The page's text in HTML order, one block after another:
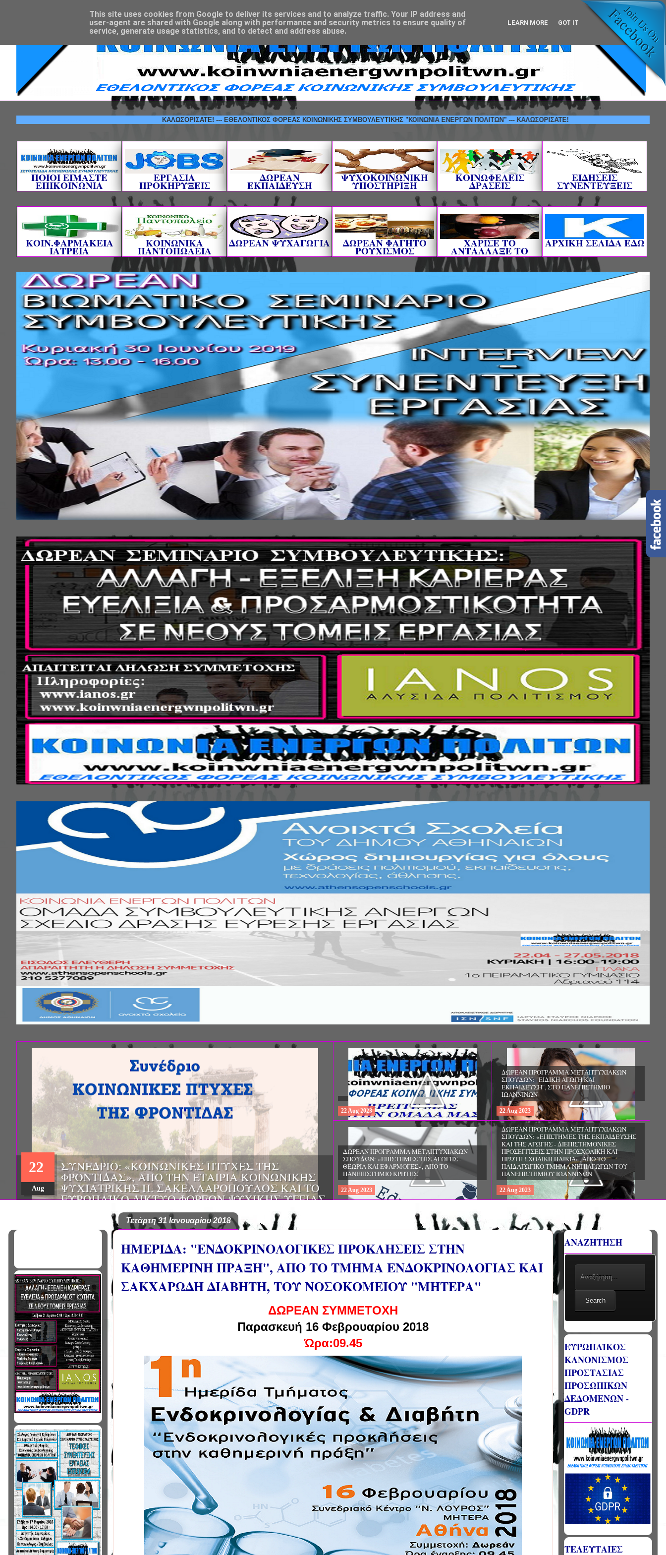
ΚΑΛΩΣΟΡΙΣΑΤΕ! --- ΕΘΕΛΟΝΤΙΚΟΣ ΦΟΡΕΑΣ ΚΟΙΝΩΝΙΚΗΣ ΣΥΜΒΟΥΛΕΥΤΙΚΗΣ "ΚΟΙΝΩΝΙΑ ΕΝΕΡΓΩΝ ΠΟΛΙΤΩΝ" --- ΚΑΛΩΣΟΡΙΣΑΤΕ!
ΠΟΙΟΙ ΕΙΜΑΣΤΕ
ΕΠΙΚΟΙΝΩΝΙΑ
ΕΡΓΑΣΙΑ
ΠΡΟΚΗΡΥΞΕΙΣ
ΔΩΡΕΑΝ
ΕΚΠΑΙΔΕΥΣΗ
ΨΥΧΟΚΟΙΝΩΝΙΚΗ
ΥΠΟΣΤΗΡΙΞΗ
ΚΟΙΝΩΦΕΛΕΙΣ
ΔΡΑΣΕΙΣ
ΕΙΔΗΣΕΙΣ
ΣΥΝΕΝΤΕΥΞΕΙΣ
ΚΟΙΝ.ΦΑΡΜΑΚΕΙΑ
ΙΑΤΡΕΙΑ
ΚΟΙΝΩΝΙΚΑ
ΠΑΝΤΟΠΩΛΕΙΑ
ΔΩΡΕΑΝ ΨΥΧΑΓΩΓΙΑ ΔΩΡΕΑΝ ΦΑΓΗΤΟ
ΡΟΥΧΙΣΜΟΣ
ΧΑΡΙΣΕ ΤΟ
ΑΝΤΑΛΛΑΞΕ ΤΟ
AΡΧΙΚΗ ΣΕΛΙΔΑ ΕΔΩ
ΗΜΕΡΙΔΑ: "ΠΡΟΒΛΗΜΑΤΙΣΜΟΙ & ΔΙΛΗΜΜΑΤΑ
ΠΟΥ ΑΝΤΙΜΕΤΩΠΙΖΕΙ ΚΑΘΗΜΕΡΙΝΑ O
ΠΑΘΟΛΟΓΟΣ", ΑΠΟ ΤΗΝ ΕΤΑΙΡΕΙΑ
ΠΑΘΟΛΟΓΙΑΣ ΒΟΡΕΙΟΔΥΤΙΚΗΣ ΕΛΛΑΔΟΣ ΚΑΙ
ΤΙΣ Α' & Β' ΠΑΝΕΠΙΣΤΗΜΙΑΚΕΣ ΠΑΘΟΛΟΓΙΚΕΣ
ΚΛΙΝΙΚΕΣ ΠΓΝΙ
01
Mar
ΣΥΝΕΔΡΙΟ: «ΚΟΙΝΩΝΙΚΕΣ ΠΤΥΧΕΣ ΤΗΣ
ΦΡΟΝΤΙΔΑΣ», ΑΠΟ ΤΗΝ ΕΤΑΙΡΙΑ ΚΟΙΝΩΝΙΚΗΣ
ΨΥΧΙΑΤΡΙΚΗΣ Π. ΣΑΚΕΛΛΑΡΟΠΟΥΛΟΣ ΚΑΙ ΤΟ
EΥΡΩΠΑΪΚΟ ΔΙΚΤΥΟ ΦΟΡΕΩΝ ΨΥΧΙΚΗΣ
ΥΓΕΙΑΣ ΑSKLEPIOS
22Aug 2023 22Aug 2023
ΔΩΡΕΑΝ ΠΡΟΓΡΑΜΜΑ ΜΕΤΑΠΤΥΧΙΑΚΩΝ
ΣΠΟΥΔΩΝ: "ΕΙΔΙΚΗ ΑΓΩΓΗ ΚΑΙ
ΕΚΠΑΙΔΕΥΣΗ", ΣΤΟ ΠΑΝΕΠΙΣΤΗΜΙΟ
ΙΩΑΝΝΙΝΩΝ
22Aug 2023
ΔΩΡΕΑΝ ΠΡΟΓΡΑΜΜΑ ΜΕΤΑΠΤΥΧΙΑΚΩΝ
ΣΠΟΥΔΩΝ: «ΕΠΙΣΤΗΜΕΣ ΤΗΣ ΑΓΩΓΗΣ -
ΘΕΩΡΙΑ ΚΑΙ ΕΦΑΡΜΟΓΕΣ», ΑΠΟ ΤΟ
ΠΑΝΕΠΙΣΤΗΜΙΟ ΚΡΗΤΗΣ
22Aug 2023
Τετάρτη 31 Ιανουαρίου 2018
ΗΜΕΡΙΔΑ: "ΕΝΔΟΚΡΙΝΟΛΟΓΙΚΕΣ ΠΡΟΚΛΗΣΕΙΣ ΣΤΗΝ
ΚΑΘΗΜΕΡΙΝΗ ΠΡΑΞΗ", ΑΠΟ ΤΟ ΤΜΗΜΑ ΕΝΔΟΚΡΙΝΟΛΟΓΙΑΣ ΚΑΙ
ΣΑΚΧΑΡΩΔΗ ΔΙΑΒΗΤΗ, ΤΟΥ ΝΟΣΟΚΟΜΕΙΟΥ "ΜΗΤΕΡΑ"
ΔΩΡΕΑΝ ΣΥΜΜΕΤΟΧΗ
Παρασκευή 16 Φεβρουαρίου 2018
Ώρα:09.45
ΑΝΑΖΗΤΗΣΗ
Search
ΕΥΡΩΠΑΪΚΟΣ
ΚΑΝΟΝΙΣΜΟΣ
ΠΡΟΣΤΑΣΙΑΣ
ΠΡΟΣΩΠΙΚΩΝ
ΔΕΔΟΜΕΝΩΝ -
GDPR
ΤΕΛΕΥΤΑΙΕΣ
This site uses cookies from Google to deliver its services and to analyze traffic. Your IP address and
user-agent are shared with Google along with performance and security metrics to ensure quality of
service, generate usage statistics, and to detect and address abuse.
LEARN MORE GOT IT